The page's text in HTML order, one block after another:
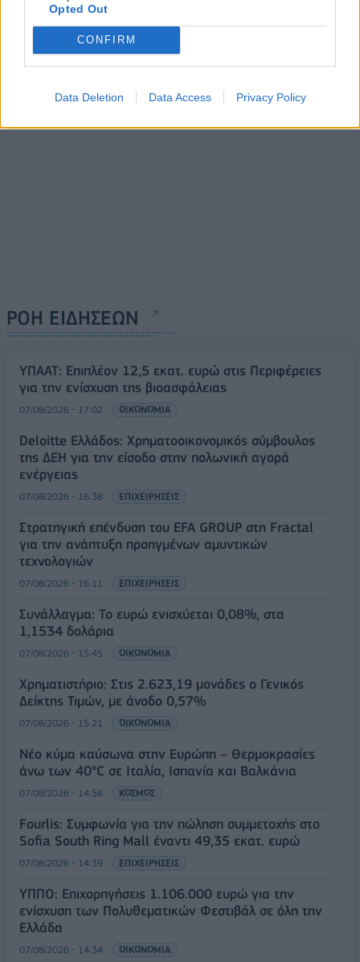
Opted Out
CONFIRM
Data Deletion Data Access Privacy Policy
0,2092 από κέρδη
παρελθουσών χρήσεων -
Διανομή από 24/11
INTERBETON: Με πλήρως
ΡΟΗ ΕΙΔΗΣΕΩΝ
ΥΠΑΑΤ: Επιπλέον 12,5 εκατ. ευρώ στις Περιφέρειες
για την ενίσχυση της βιοασφάλειας
07/08/2026 - 17:02 ΟΙΚΟΝΟΜΙΑ
Deloitte Ελλάδος: Χρηματοοικονομικός σύμβουλος
της ΔΕΗ για την είσοδο στην πολωνική αγορά
ενέργειας
07/08/2026 - 16:38 ΕΠΙΧΕΙΡΗΣΕΙΣ
Στρατηγική επένδυση του EFA GROUP στη Fractal
για την ανάπτυξη προηγμένων αμυντικών
τεχνολογιών
07/08/2026 - 16:11 ΕΠΙΧΕΙΡΗΣΕΙΣ
Συνάλλαγμα: Το ευρώ ενισχύεται 0,08%, στα
1,1534 δολάρια
07/08/2026 - 15:45 ΟΙΚΟΝΟΜΙΑ
Χρηματιστήριο: Στις 2.623,19 μονάδες ο Γενικός
Δείκτης Τιμών, με άνοδο 0,57%
07/08/2026 - 15:21 ΟΙΚΟΝΟΜΙΑ
Νέο κύμα καύσωνα στην Ευρώπη – Θερμοκρασίες
άνω των 40°C σε Ιταλία, Ισπανία και Βαλκάνια
07/08/2026 - 14:58 ΚΟΣΜΟΣ
Fourlis: Συμφωνία για την πώληση συμμετοχής στο
Sofia South Ring Mall έναντι 49,35 εκατ. ευρώ
07/08/2026 - 14:39 ΕΠΙΧΕΙΡΗΣΕΙΣ
ΥΠΠΟ: Επιχορηγήσεις 1.106.000 ευρώ για την
ενίσχυση των Πολυθεματικών Φεστιβάλ σε όλη την
Ελλάδα
07/08/2026 - 14:34 ΟΙΚΟΝΟΜΙΑ